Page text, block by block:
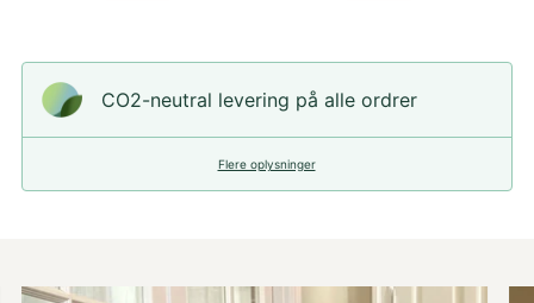
CO2-neutral levering på alle ordrer
Flere oplysninger